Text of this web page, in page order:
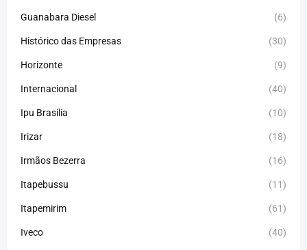
Guanabara Diesel (6)
Histórico das Empresas (30)
Horizonte (9)
Internacional (40)
Ipu Brasilia (10)
Irizar (18)
Irmãos Bezerra (16)
Itapebussu (11)
Itapemirim (61)
Iveco (40)